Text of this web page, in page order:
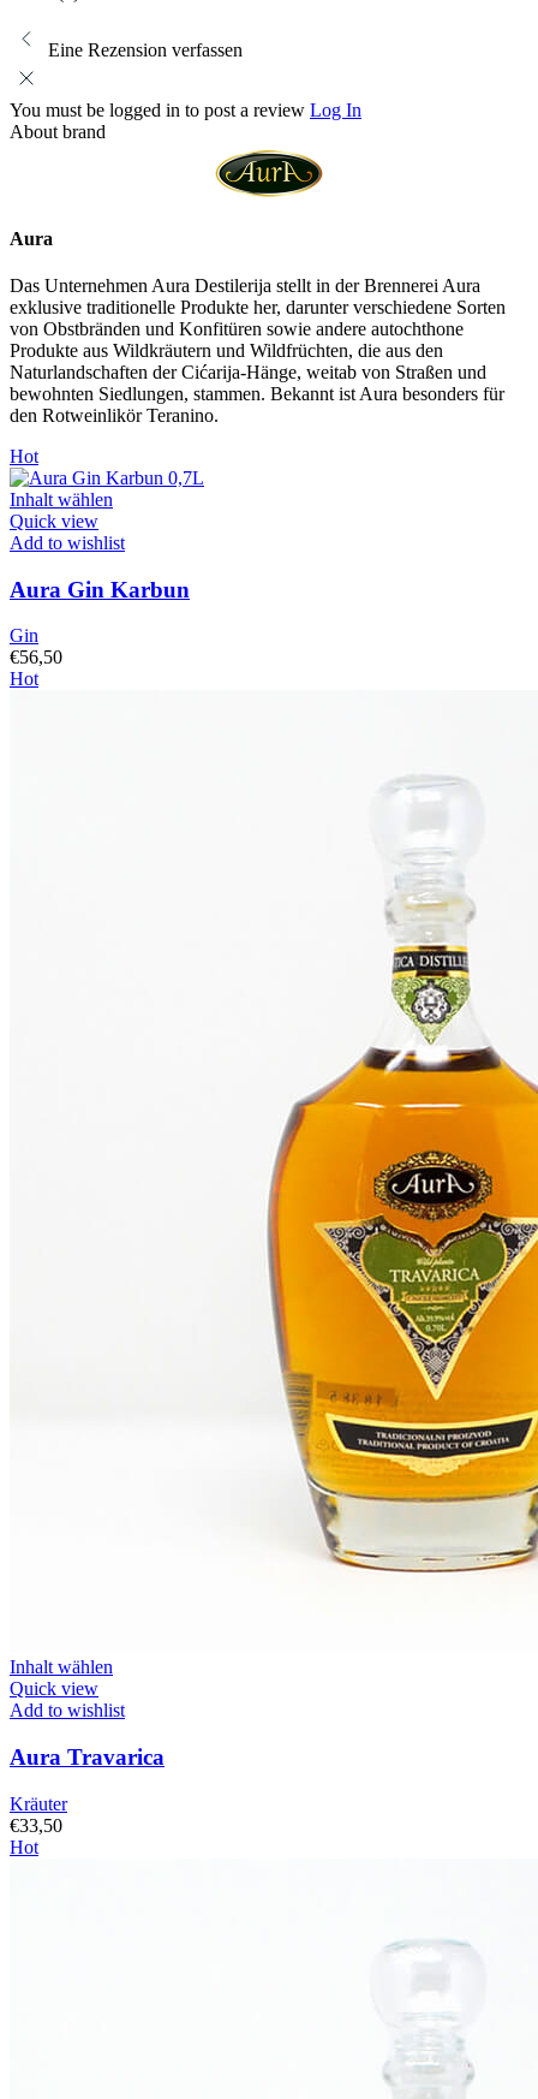
Eine Rezension verfassen
You must be logged in to post a review Log In
About brand
Aura
Das Unternehmen Aura Destilerija stellt in der Brennerei Aura
exklusive traditionelle Produkte her, darunter verschiedene Sorten
von Obstbränden und Konfitüren sowie andere autochthone
Produkte aus Wildkräutern und Wildfrüchten, die aus den
Naturlandschaften der Cićarija-Hänge, weitab von Straßen und
bewohnten Siedlungen, stammen. Bekannt ist Aura besonders für
den Rotweinlikör Teranino.
Hot
Inhalt wählen
Quick view
Add to wishlist
Aura Gin Karbun
Gin
€56,50
Hot
Inhalt wählen
Quick view
Add to wishlist
Aura Travarica
Kräuter
€33,50
Hot